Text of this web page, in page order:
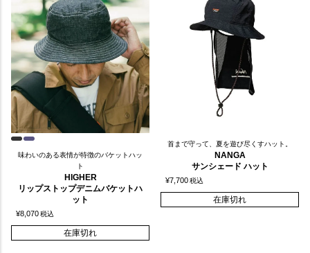
味わいのある表情が特徴のバケットハッ
ト
HIGHER
リップストップデニムバケットハ
ット
¥8,070税込
在庫切れ
首まで守って、夏を遊び尽くすハット。
NANGA
サンシェード ハット
¥7,700税込
在庫切れ